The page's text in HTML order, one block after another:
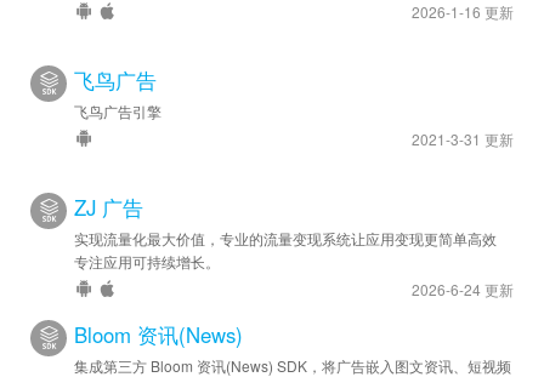
2026-1-16 更新
飞鸟广告
飞鸟广告引擎
2021-3-31 更新
ZJ 广告
实现流量化最大价值，专业的流量变现系统让应用变现更简单高效
专注应用可持续增长。
2026-6-24 更新
Bloom 资讯(News)
集成第三方 Bloom 资讯(News) SDK，将广告嵌入图文资讯、短视频